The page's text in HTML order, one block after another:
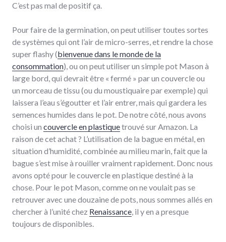
C’est pas mal de positif ça.
Pour faire de la germination, on peut utiliser toutes sortes
de systèmes qui ont l’air de micro-serres, et rendre la chose
super flashy (bienvenue dans le monde de la
consommation), ou on peut utiliser un simple pot Mason à
large bord, qui devrait être « fermé » par un couvercle ou
un morceau de tissu (ou du moustiquaire par exemple) qui
laissera l’eau s’égoutter et l’air entrer, mais qui gardera les
semences humides dans le pot. De notre côté, nous avons
choisi un couvercle en plastiquetrouvé sur Amazon. La
raison de cet achat ? L’utilisation de la bague en métal, en
situation d’humidité, combinée au milieu marin, fait que la
bague s’est mise à rouiller vraiment rapidement. Donc nous
avons opté pour le couvercle en plastique destiné à la
chose. Pour le pot Mason, comme on ne voulait pas se
retrouver avec une douzaine de pots, nous sommes allés en
chercher à l’unité chez Renaissance, il y en a presque
toujours de disponibles.